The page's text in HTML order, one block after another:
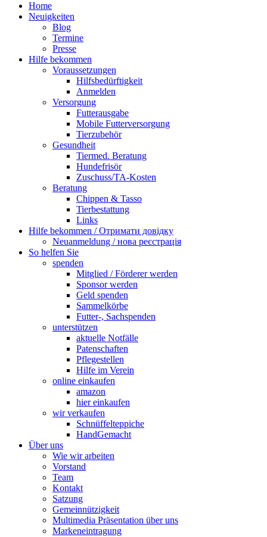
Home
Neuigkeiten
Blog
Termine
Presse
Hilfe bekommen
Voraussetzungen
Hilfsbedürftigkeit
Anmelden
Versorgung
Futterausgabe
Mobile Futterversorgung
Tierzubehör
Gesundheit
Tiermed. Beratung
Hundefrisör
Zuschuss/TA-Kosten
Beratung
Chippen & Tasso
Tierbestattung
Links
Hilfe bekommen / Отримати довідку
Neuanmeldung / нова реєстрація
So helfen Sie
spenden
Mitglied / Förderer werden
Sponsor werden
Geld spenden
Sammelkörbe
Futter-, Sachspenden
unterstützen
aktuelle Notfälle
Patenschaften
Pflegestellen
Hilfe im Verein
online einkaufen
amazon
hier einkaufen
wir verkaufen
Schnüffelteppiche
HandGemacht
Über uns
Wie wir arbeiten
Vorstand
Team
Kontakt
Satzung
Gemeinnützigkeit
Multimedia Präsentation über uns
Markeneintragung